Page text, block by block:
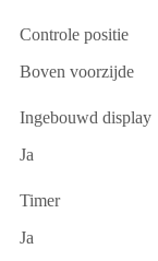
Controle positie
Boven voorzijde
Ingebouwd display
Ja
Timer
Ja